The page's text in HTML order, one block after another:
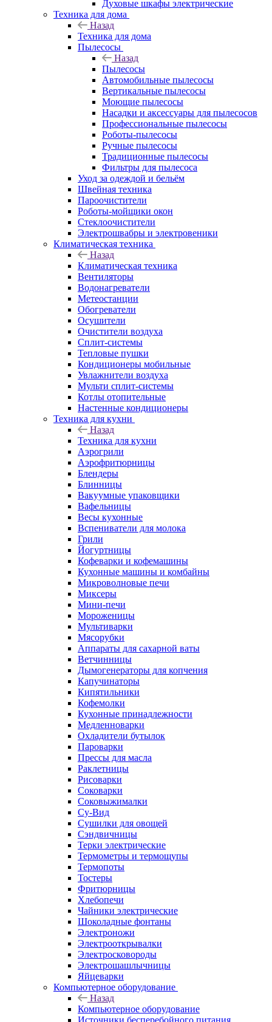
Духовые шкафы электрические
Техника для дома
Назад
Техника для дома
Пылесосы
Назад
Пылесосы
Автомобильные пылесосы
Вертикальные пылесосы
Моющие пылесосы
Насадки и аксессуары для пылесосов
Профессиональные пылесосы
Роботы-пылесосы
Ручные пылесосы
Традиционные пылесосы
Фильтры для пылесоса
Уход за одеждой и бельём
Швейная техника
Пароочистители
Роботы-мойщики окон
Стеклоочистители
Электрошвабры и электровеники
Климатическая техника
Назад
Климатическая техника
Вентиляторы
Водонагреватели
Метеостанции
Обогреватели
Осушители
Очистители воздуха
Сплит-системы
Тепловые пушки
Кондиционеры мобильные
Увлажнители воздуха
Мульти сплит-системы
Котлы отопительные
Настенные кондиционеры
Техника для кухни
Назад
Техника для кухни
Аэрогрили
Аэрофритюрницы
Блендеры
Блинницы
Вакуумные упаковщики
Вафельницы
Весы кухонные
Вспениватели для молока
Грили
Йогуртницы
Кофеварки и кофемашины
Кухонные машины и комбайны
Микроволновые печи
Миксеры
Мини-печи
Мороженицы
Мультиварки
Мясорубки
Аппараты для сахарной ваты
Ветчинницы
Дымогенераторы для копчения
Капучинаторы
Кипятильники
Кофемолки
Кухонные принадлежности
Медленноварки
Охладители бутылок
Пароварки
Прессы для масла
Раклетницы
Рисоварки
Соковарки
Соковыжималки
Су-Вид
Сушилки для овощей
Сэндвичницы
Терки электрические
Термометры и термощупы
Термопоты
Тостеры
Фритюрницы
Хлебопечи
Чайники электрические
Шоколадные фонтаны
Электроножи
Электрооткрывалки
Электросковороды
Электрошашлычницы
Яйцеварки
Компьютерное оборудование
Назад
Компьютерное оборудование
Источники бесперебойного питания